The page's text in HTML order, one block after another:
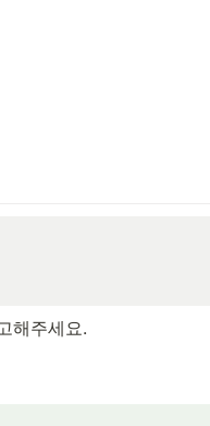
해주세요.